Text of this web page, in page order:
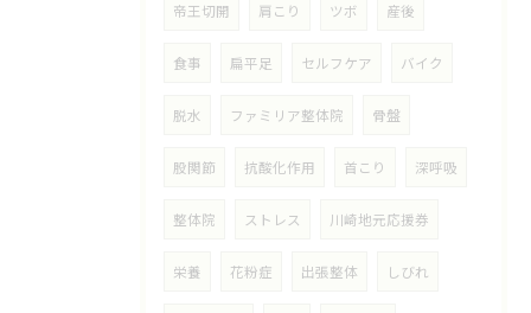
帝王切開 肩こり ツボ 産後
食事 扁平足 セルフケア バイク
脱水 ファミリア整体院 骨盤
股関節 抗酸化作用 首こり 深呼吸
整体院 ストレス 川崎地元応援券
栄養 花粉症 出張整体 しびれ